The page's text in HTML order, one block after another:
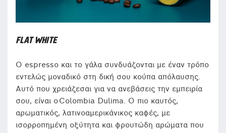
FLAT WHITE
Ο espresso και το γάλα συνδυάζονται με έναν τρόπο
εντελώς μοναδικό στη δική σου κούπα απόλαυσης.
Αυτό που χρειάζεσαι για να ανεβάσεις την εμπειρία
σου, είναι ο Colombia Dulima. O πιο καυτός,
αρωματικός, λατινοαμερικάνικος καφές, με
ισορροπημένη οξύτητα και φρουτώδη αρώματα που